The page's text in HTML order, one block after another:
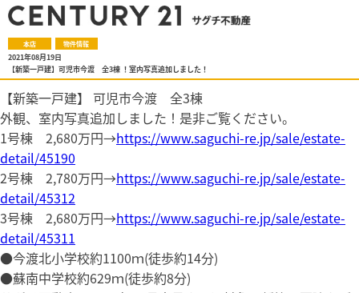
本店 物件情報
2021年08月19日
【新築一戸建】可児市今渡 全3棟 ！室内写真追加しました！
【新築一戸建】 可児市今渡 全3棟
外観、室内写真追加しました！是非ご覧ください。
1号棟 2,680万円→https://www.saguchi-re.jp/sale/estate-
detail/45190
2号棟 2,780万円→https://www.saguchi-re.jp/sale/estate-
detail/45312
3号棟 2,680万円→https://www.saguchi-re.jp/sale/estate-
detail/45311
●今渡北小学校約1100ｍ(徒歩約14分)
●蘇南中学校約629ｍ(徒歩約8分)